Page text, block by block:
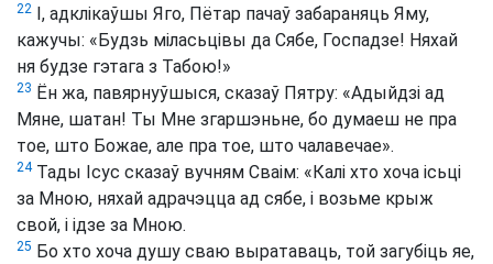
22
І, адклікаўшы Яго, Пётар пачаў забараняць Яму,
кажучы: «Будзь міласьцівы да Сябе, Госпадзе! Няхай
ня будзе гэтага з Табою!»
23 Ён жа, павярнуўшыся, сказаў Пятру: «Адыйдзі ад
Мяне, шатан! Ты Мне згаршэньне, бо думаеш не пра
тое, што Божае, але пра тое, што чалавечае».
24Тады Ісус сказаў вучням Сваім: «Калі хто хоча ісьці
за Мною, няхай адрачэцца ад сябе, і возьме крыж
свой, і ідзе за Мною.
25 Бо хто хоча душу сваю выратаваць, той загубіць яе,